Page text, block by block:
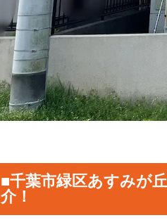
■千葉市緑区あすみが
介！